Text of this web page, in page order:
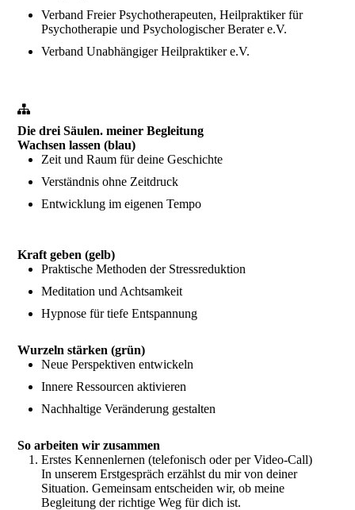
Verband Freier Psychotherapeuten, Heilpraktiker für
Psychotherapie und Psychologischer Berater e.V.
Verband Unabhängiger Heilpraktiker e.V.
Die drei Säulen. meiner Begleitung
Wachsen lassen (blau)
Zeit und Raum für deine Geschichte
Verständnis ohne Zeitdruck
Entwicklung im eigenen Tempo
Kraft geben (gelb)
Praktische Methoden der Stressreduktion
Meditation und Achtsamkeit
Hypnose für tiefe Entspannung
Wurzeln stärken (grün)
Neue Perspektiven entwickeln
Innere Ressourcen aktivieren
Nachhaltige Veränderung gestalten
So arbeiten wir zusammen
Erstes Kennenlernen (telefonisch oder per Video-Call)
In unserem Erstgespräch erzählst du mir von deiner
Situation. Gemeinsam entscheiden wir, ob meine
Begleitung der richtige Weg für dich ist.